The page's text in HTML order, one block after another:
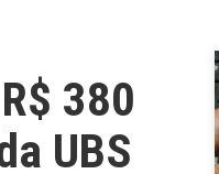
380
UBS